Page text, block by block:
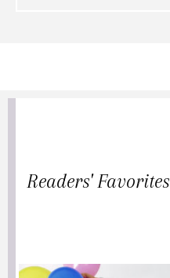
Readers' Favorites